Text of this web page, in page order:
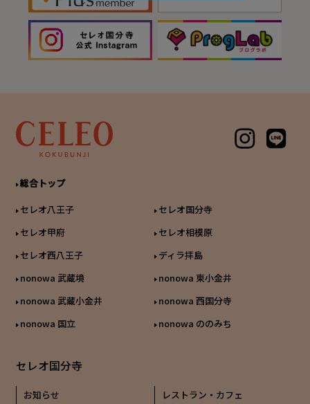
総合トップ
セレオ八王子
セレオ国分寺
セレオ甲府
セレオ相模原
セレオ西八王子
ディラ拝島
nonowa 武蔵境
nonowa 東小金井
nonowa 武蔵小金井
nonowa 西国分寺
nonowa 国立
nonowa ののみち
セレオ国分寺
お知らせ レストラン・カフェ